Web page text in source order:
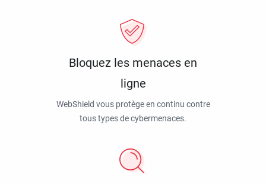
Bloquez les menaces en
ligne
WebShield vous protège en continu contre
tous types de cybermenaces.